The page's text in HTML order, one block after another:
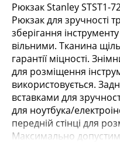
Рюкзак Stanley STST1-
Рюкзак для зручності
зберігання
вільними. Тканина
гарантії міцності.
для розміщення
використовується.
вставками для
для ноутбука/
передній стінці для
Максимально